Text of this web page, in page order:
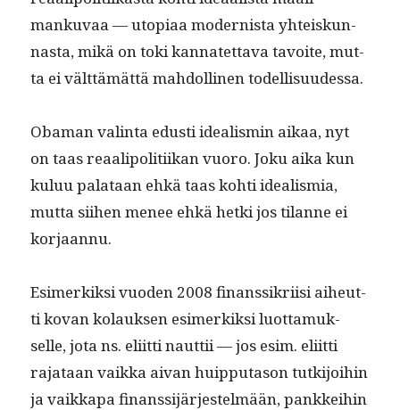
manku­vaa — utopi­aa mod­ernista yhteiskun­
nas­ta, mikä on toki kan­natet­ta­va tavoite, mut­
ta ei vält­tämät­tä mah­dolli­nen todellisuudessa.
Oba­man val­in­ta edusti ide­al­is­min aikaa, nyt
on taas reaalipoli­ti­ikan vuoro. Joku aika kun
kuluu palataan ehkä taas kohti ide­al­is­mia,
mut­ta siihen menee ehkä het­ki jos tilanne ei
korjaannu.
Esimerkik­si vuo­den 2008 finanssikri­isi aiheut­
ti kovan kolauk­sen esimerkik­si luot­ta­muk­
selle, jota ns. eli­it­ti naut­tii — jos esim. eli­it­ti
rajataan vaik­ka aivan huip­puta­son tutk­i­joi­hin
ja vaikka­pa finanssi­jär­jestelmään, pankkei­hin